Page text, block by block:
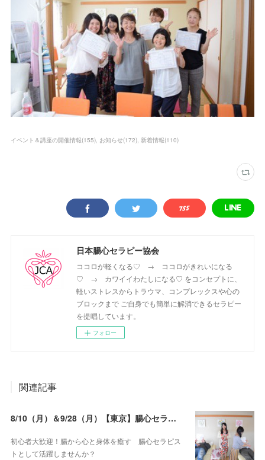
イベント＆講座の開催情報(155) お知らせ(172) 新着情報(110)
日本腸心セラピー協会
ココロが軽くなる♡ → ココロがきれいになる
♡ → カワイイわたしになる♡ をコンセプトに、
軽いストレスからトラウマ、コンプレックスや心の
ブロックまで ご自身でも簡単に解消できるセラピー
を提唱しています。
フォロー
関連記事
8/10（月）＆9/28（月）【東京】腸心セラピスト養成コース《２日間コース》開講決定
初心者大歓迎！腸から心と身体を癒す 腸心セラピス
トとして活躍しませんか？